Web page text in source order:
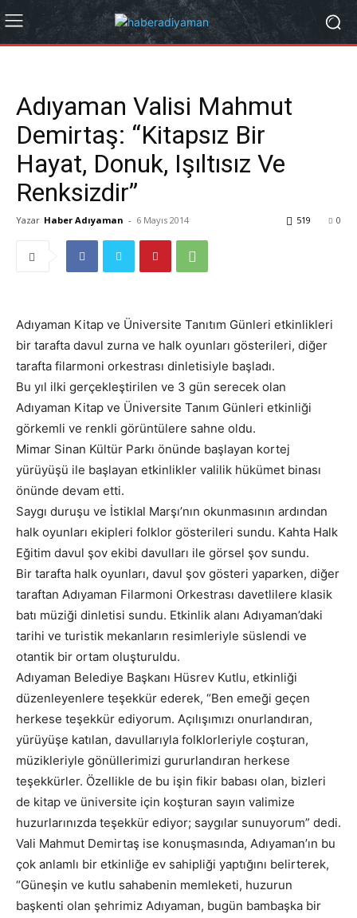
Adıyaman Valisi Mahmut
Demirtaş: “Kitapsız Bir
Hayat, Donuk, Işıltısız Ve
Renksizdir”
Yazar Haber Adıyaman - 6 Mayıs 2014 0
519
Adıyaman Kitap ve Üniversite Tanıtım Günleri etkinlikleri
bir tarafta davul zurna ve halk oyunları gösterileri, diğer
tarafta filarmoni orkestrası dinletisiyle başladı.
Bu yıl ilki gerçekleştirilen ve 3 gün serecek olan
Adıyaman Kitap ve Üniversite Tanım Günleri etkinliği
görkemli ve renkli görüntülere sahne oldu.
Mimar Sinan Kültür Parkı önünde başlayan kortej
yürüyüşü ile başlayan etkinlikler valilik hükümet binası
önünde devam etti.
Saygı duruşu ve İstiklal Marşı’nın okunmasının ardından
halk oyunları ekipleri folklor gösterileri sundu. Kahta Halk
Eğitim davul şov ekibi davulları ile görsel şov sundu.
Bir tarafta halk oyunları, davul şov gösteri yaparken, diğer
taraftan Adıyaman Filarmoni Orkestrası davetlilere klasik
batı müziği dinletisi sundu. Etkinlik alanı Adıyaman’daki
tarihi ve turistik mekanların resimleriyle süslendi ve
otantik bir ortam oluşturuldu.
Adıyaman Belediye Başkanı Hüsrev Kutlu, etkinliği
düzenleyenlere teşekkür ederek, “Ben emeği geçen
herkese teşekkür ediyorum. Açılışımızı onurlandıran,
yürüyüşe katılan, davullarıyla folklorleriyle coşturan,
müzikleriyle gönüllerimizi gururlandıran herkese
teşekkürler. Özellikle de bu işin fikir babası olan, bizleri
de kitap ve üniversite için koşturan sayın valimize
huzurlarınızda teşekkür ediyor; saygılar sunuyorum” dedi.
Vali Mahmut Demirtaş ise konuşmasında, Adıyaman’ın bu
çok anlamlı bir etkinliğe ev sahipliği yaptığını belirterek,
“Güneşin ve kutlu sahabenin memleketi, huzurun
başkenti olan şehrimiz Adıyaman, bugün bambaşka bir